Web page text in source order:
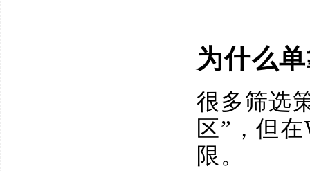
为什么
很多筛选
区”，但
限。